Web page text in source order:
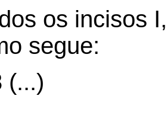
os incisos
segue:
(...)